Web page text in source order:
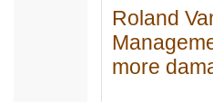
Roland
more